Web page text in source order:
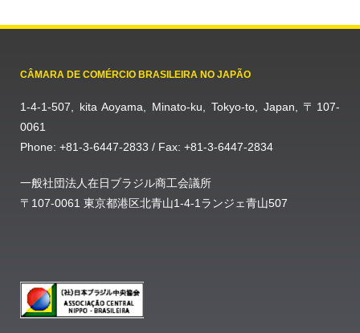
CÂMARA DE COMÉRCIO BRASILEIRA NO JAPÃO
1-4-1-507, kita Aoyama, Minato-ku, Tokyo-to, Japan, 〒107-
0061
Phone: +81-3-6447-2833 / Fax: +81-3-6447-2834
一般社団法人在日ブラジル商工会議所
〒107-0061 東京都港区北青山1-4-1ランジェ青山507